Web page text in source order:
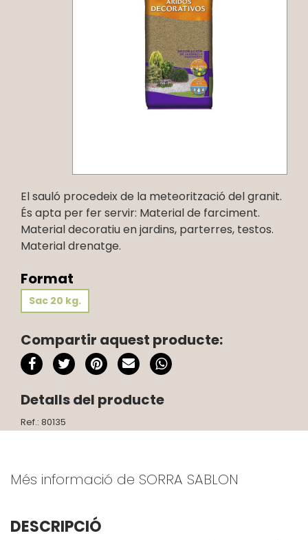
El sauló procedeix de la meteorització del granit.
És apta per fer servir: Material de farciment.
Material decoratiu en jardins, parterres, testos.
Material drenatge.
Format
Sac 20 kg.
Compartir aquest producte:
Detalls del producte
Ref.: 80135
Més informació de SORRA SABLON
DESCRIPCIÓ